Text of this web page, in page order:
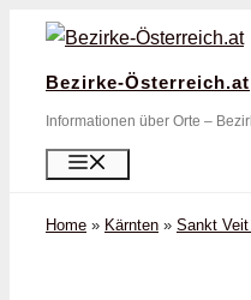
Zum
springen
Bezirke-Österreich.at
Informationen über Orte –
Home » Kärnten » Sankt